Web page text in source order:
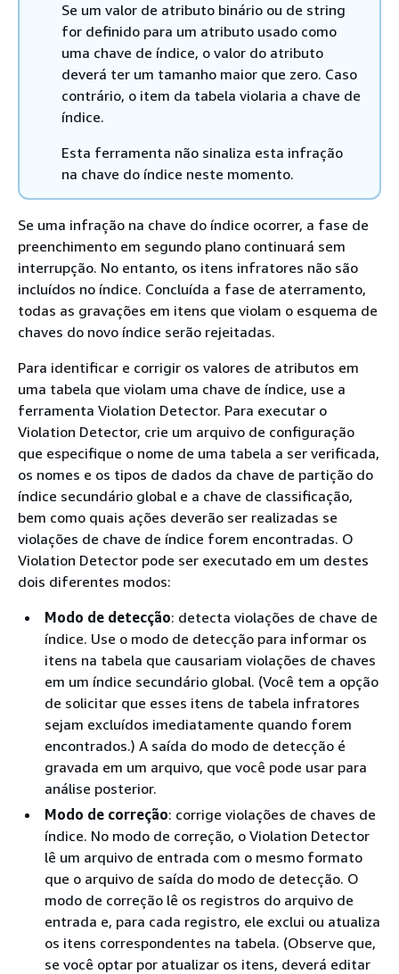
Se um valor de atributo binário ou de string
for definido para um atributo usado como
uma chave de índice, o valor do atributo
deverá ter um tamanho maior que zero. Caso
contrário, o item da tabela violaria a chave de
índice.
Esta ferramenta não sinaliza esta infração
na chave do índice neste momento.
Se uma infração na chave do índice ocorrer, a fase de
preenchimento em segundo plano continuará sem
interrupção. No entanto, os itens infratores não são
incluídos no índice. Concluída a fase de aterramento,
todas as gravações em itens que violam o esquema de
chaves do novo índice serão rejeitadas.
Para identificar e corrigir os valores de atributos em
uma tabela que violam uma chave de índice, use a
ferramenta Violation Detector. Para executar o
Violation Detector, crie um arquivo de configuração
que especifique o nome de uma tabela a ser verificada,
os nomes e os tipos de dados da chave de partição do
índice secundário global e a chave de classificação,
bem como quais ações deverão ser realizadas se
violações de chave de índice forem encontradas. O
Violation Detector pode ser executado em um destes
dois diferentes modos:
Modo de detecção: detecta violações de chave de
índice. Use o modo de detecção para informar os
itens na tabela que causariam violações de chaves
em um índice secundário global. (Você tem a opção
de solicitar que esses itens de tabela infratores
sejam excluídos imediatamente quando forem
encontrados.) A saída do modo de detecção é
gravada em um arquivo, que você pode usar para
análise posterior.
Modo de correção: corrige violações de chaves de
índice. No modo de correção, o Violation Detector
lê um arquivo de entrada com o mesmo formato
que o arquivo de saída do modo de detecção. O
modo de correção lê os registros do arquivo de
entrada e, para cada registro, ele exclui ou atualiza
os itens correspondentes na tabela. (Observe que,
se você optar por atualizar os itens, deverá editar